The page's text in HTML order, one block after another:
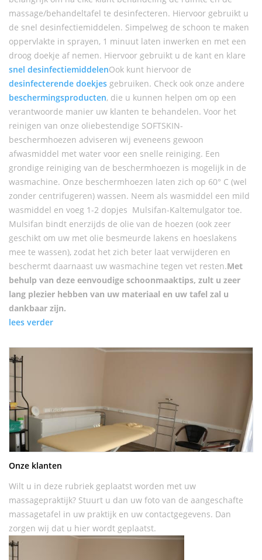
massage/behandeltafel te desinfecteren. Hiervoor gebruikt u
de snel desinfectiemiddelen. Simpelweg de schoon te maken
oppervlakte in sprayen, 1 minuut laten inwerken en met een
droog doekje af nemen. Hiervoor gebruikt u de kant en klare
snel desinfectiemiddelenOok kunt hiervoor de
desinfecterende doekjes gebruiken. Check ook onze andere
beschermingsproducten, die u kunnen helpen om op een
verantwoorde manier uw klanten te behandelen. Voor het
reinigen van onze oliebestendige SOFTSKIN-
beschermhoezen adviseren wij eveneens gewoon
afwasmiddel met water voor een snelle reiniging. Een
grondige reiniging van de beschermhoezen is mogelijk in de
wasmachine. Onze beschermhoezen laten zich op 60° C (wel
zonder centrifugeren) wassen. Neem als wasmiddel een mild
wasmiddel en voeg 1-2 dopjes Mulsifan-Kaltemulgator toe.
Mulsifan bindt enerzijds de olie van de hoezen (ook zeer
geschikt om uw met olie besmeurde lakens en hoeslakens
mee te wassen), zodat het zich beter laat verwijderen en
beschermt daarnaast uw wasmachine tegen vet resten.Met
behulp van deze eenvoudige schoonmaaktips, zult u zeer
lang plezier hebben van uw materiaal en uw tafel zal u
dankbaar zijn.
lees verder
Onze klanten
Wilt u in deze rubriek geplaatst worden met uw
massagepraktijk? Stuurt u dan uw foto van de aangeschafte
massagetafel in uw praktijk en uw contactgegevens. Dan
zorgen wij dat u hier wordt geplaatst.